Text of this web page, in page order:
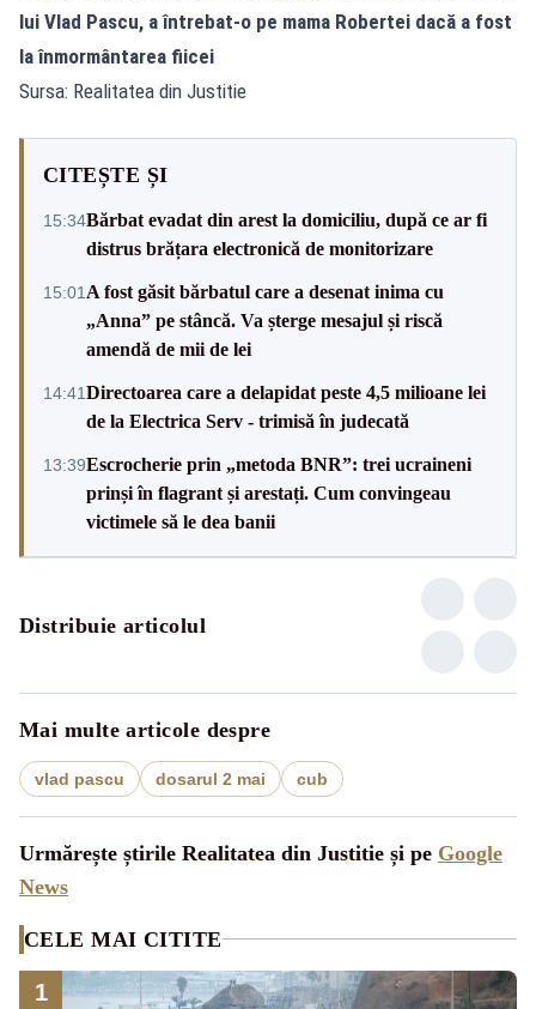
lui Vlad Pascu, a întrebat-o pe mama Robertei dacă a fost
la înmormântarea fiicei
Sursa: Realitatea din Justitie
CITEȘTE ȘI
15:34Bărbat evadat din arest la domiciliu, după ce ar fi
distrus brățara electronică de monitorizare
15:01 A fost găsit bărbatul care a desenat inima cu
„Anna” pe stâncă. Va șterge mesajul și riscă
amendă de mii de lei
14:41Directoarea care a delapidat peste 4,5 milioane lei
de la Electrica Serv - trimisă în judecată
13:39Escrocherie prin „metoda BNR”: trei ucraineni
prinși în flagrant și arestați. Cum convingeau
victimele să le dea banii
Distribuie articolul
Mai multe articole despre
vlad pascu dosarul 2 mai cub
Urmărește știrile Realitatea din Justitie și pe Google
News
CELE MAI CITITE
1